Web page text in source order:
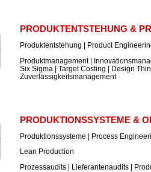
PRODUKTENTSTEHUNG &
Produktentstehung | Product
Produktmanagement |
Six Sigma | Target Costing | Design
Zuverlässigkeitsmanagement
PRODUKTIONSSYSTEME &
Produktionssysteme | Process
Lean Production
Prozessaudits | Lieferantenaudits |